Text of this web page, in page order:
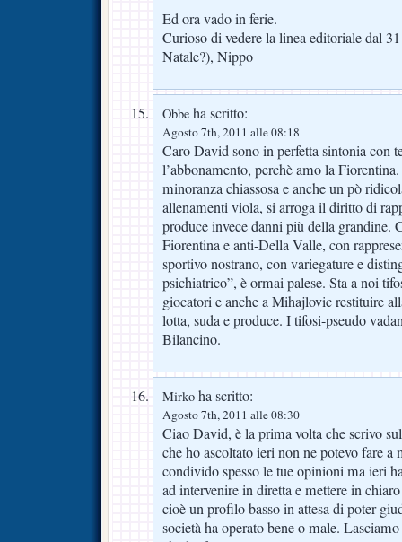
Ed ora vado in ferie.
Curioso di vedere la linea editoriale dal
Natale?), Nippo
Obbe ha scritto:
Agosto 7th, 2011 alle 08:18
Caro David sono in perfetta sintonia con
l’abbonamento, perchè amo la
minoranza chiassosa e anche un pò
allenamenti viola, si arroga il diritto di
produce invece danni più della grandine.
Fiorentina e anti-Della Valle, con
sportivo nostrano, con variegature e
psichiatrico”, è ormai palese. Sta a noi
giocatori e anche a Mihajlovic restituire
lotta, suda e produce. I tifosi-pseudo
Bilancino.
Mirko ha scritto:
Agosto 7th, 2011 alle 08:30
Ciao David, è la prima volta che scrivo
che ho ascoltato ieri non ne potevo fare a
condivido spesso le tue opinioni ma ieri
ad intervenire in diretta e mettere in
cioè un profilo basso in attesa di poter
società ha operato bene o male.